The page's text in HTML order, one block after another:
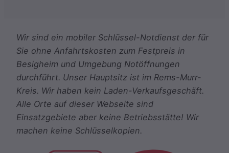
Wir sind ein mobiler Schlüssel-Notdienst der für
Sie ohne Anfahrtskosten zum Festpreis in
Besigheim und Umgebung Notöffnungen
durchführt. Unser Hauptsitz ist im Rems-Murr-
Kreis. Wir haben kein Laden-Verkaufsgeschäft.
Alle Orte auf dieser Webseite sind
Einsatzgebiete aber keine Betriebsstätte! Wir
machen keine Schlüsselkopien.